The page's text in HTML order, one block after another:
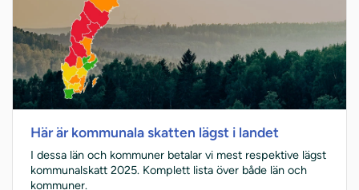
Här är kommunala skatten lägst i landet
I dessa län och kommuner betalar vi mest respektive lägst
kommunalskatt 2025. Komplett lista över både län och
kommuner.